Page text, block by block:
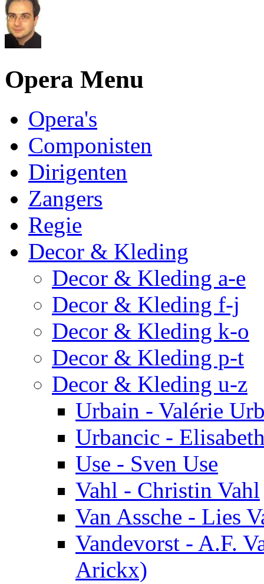
Opera Menu
Opera's
Componisten
Dirigenten
Zangers
Regie
Decor & Kleding
Decor & Kleding a-e
Decor & Kleding f-j
Decor & Kleding k-o
Decor & Kleding p-t
Decor & Kleding u-z
Urbain - Valérie
Urbancic -
Use - Sven Use
Vahl - Christin Vahl
Van Assche - Lies
Vandevorst - A.F.
Arickx)